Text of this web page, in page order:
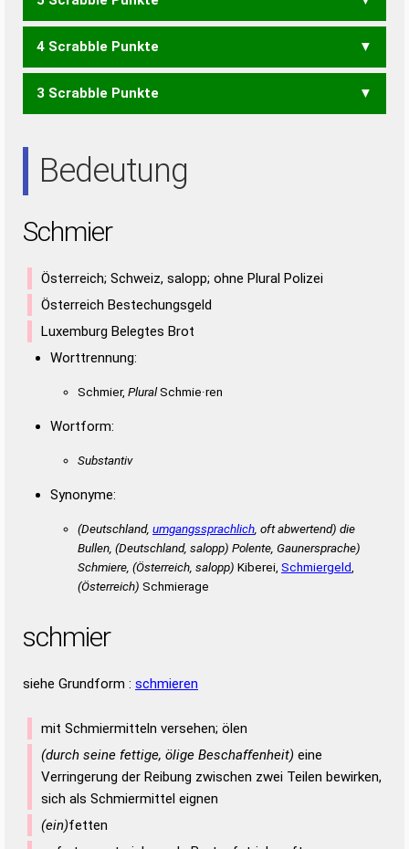
CER CES CIS HEM ICE
MIRS MISE REIM REMS SEIM HERIS HIRSE IHRES
IMS MIR SEM HIER IHRE
SIEH
4 Scrabble Punkte
EHR HEI HER HIE HIS
3 Scrabble Punkte
Bedeutung
Schmier
Österreich; Schweiz, salopp; ohne Plural Polizei
Österreich Bestechungsgeld
Luxemburg Belegtes Brot
Worttrennung:
Schmier, PluralSchmie·ren
Wortform:
Substantiv
Synonyme:
(Deutschland, umgangssprachlich , oft abwertend) die
Bullen, (Deutschland, salopp) Polente, Gaunersprache)
Schmiere, (Österreich, salopp) Kiberei, Schmiergeld
(Österreich) Schmierage
schmier
siehe Grundform : schmieren
mit Schmiermitteln versehen; ölen
(durch seine fettige, ölige Beschaffenheit) eine
Verringerung der Reibung zwischen zwei Teilen bewirken,
sich als Schmiermittel eignen
(ein)fetten